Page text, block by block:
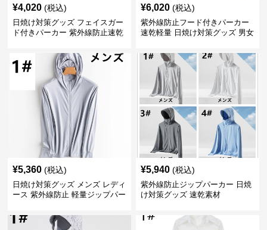
¥4,020 (税込)
日焼け対策グッズ フェイスガー
ド付きパーカー 紫外線防止速乾
¥6,020 (税込)
紫外線防止フード付きパーカー
速乾軽量 日焼け対策グッズ 男女
¥5,360 (税込)
日焼け対策グッズ メンズ レディ
ース 紫外線防止 軽量ジップパー
¥5,940 (税込)
紫外線防止ジップパーカー 日焼
け対策グッズ 速乾素材